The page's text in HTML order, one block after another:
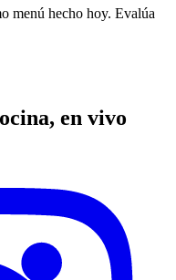
menú hecho hoy. Evalúa
en vivo